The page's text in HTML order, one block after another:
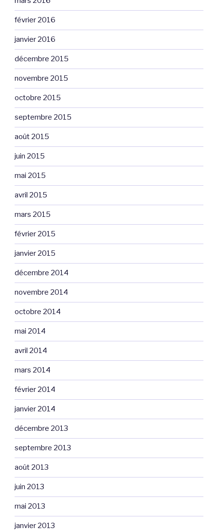
février 2016
janvier 2016
décembre 2015
novembre 2015
octobre 2015
septembre 2015
août 2015
juin 2015
mai 2015
avril 2015
mars 2015
février 2015
janvier 2015
décembre 2014
novembre 2014
octobre 2014
mai 2014
avril 2014
mars 2014
février 2014
janvier 2014
décembre 2013
septembre 2013
août 2013
juin 2013
mai 2013
janvier 2013